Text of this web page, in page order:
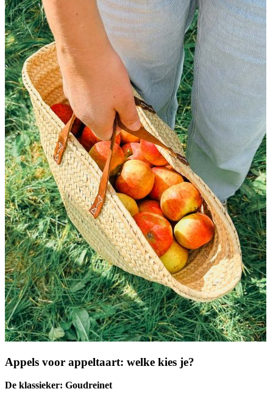
Appels voor appeltaart: welke kies je?
De klassieker: Goudreinet